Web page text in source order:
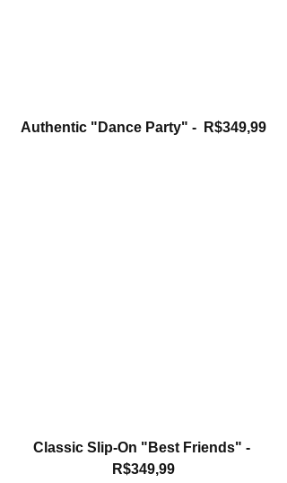
Authentic "Dance Party" -  R$349,99
Classic Slip-On "Best Friends" -
R$349,99